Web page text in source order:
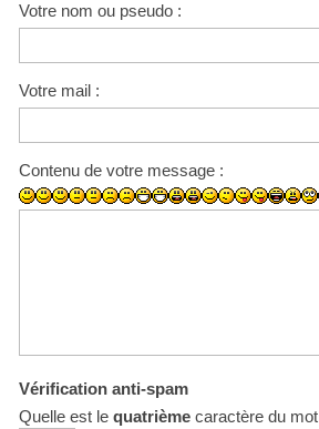
Votre nom ou pseudo :
Votre mail :
Contenu de votre message :
Vérification anti-spam
Quelle est le quatrièmecaractère du mot